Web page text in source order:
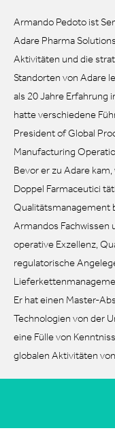
Armando Pedoto ist
Adare Pharma
Aktivitäten und die
Standorten von Adare
als 20 Jahre Erfahrung
hatte verschiedene
President of Global
Manufacturing
Bevor er zu Adare
Doppel Farmaceutici
Qualitätsmanagement
Armandos Fachwissen
operative Exzellenz,
regulatorische
Er hat einen Master-
Technologien von der
eine Fülle von
globalen Aktivitäten